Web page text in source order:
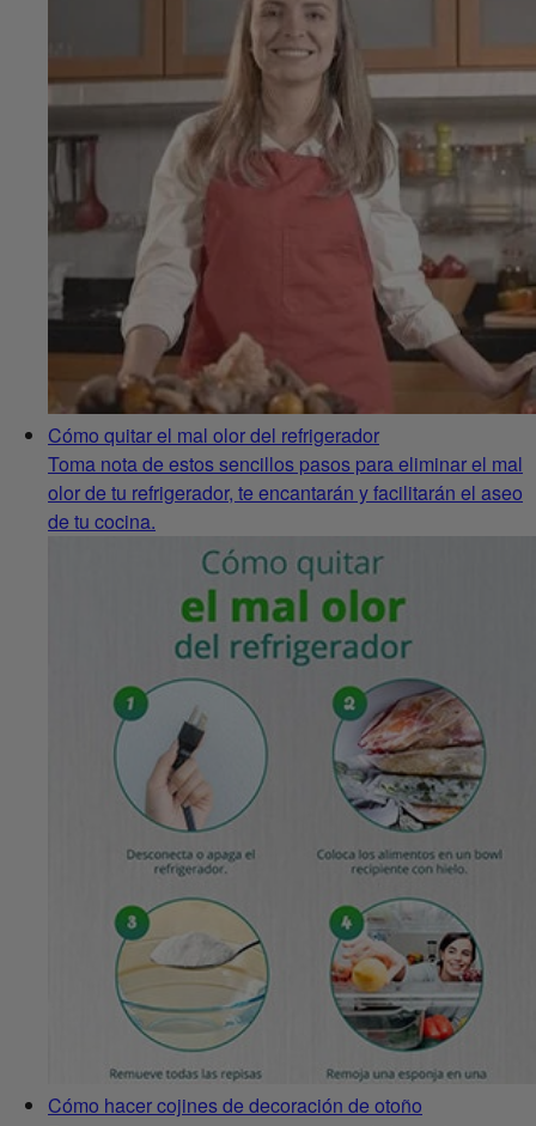
Cómo quitar el mal olor del refrigerador
Toma nota de estos sencillos pasos para eliminar el mal
olor de tu refrigerador, te encantarán y facilitarán el aseo
de tu cocina.
Cómo hacer cojines de decoración de otoño